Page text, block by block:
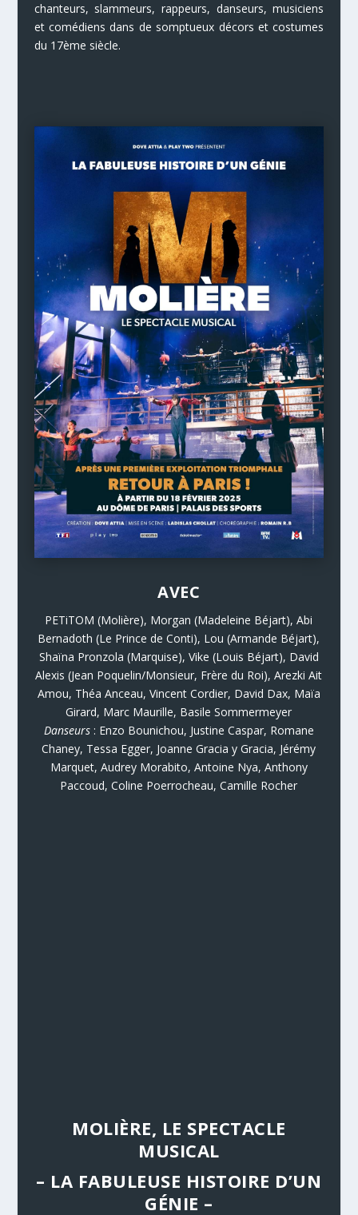
chanteurs, slammeurs, rappeurs, danseurs, musiciens
et comédiens dans de somptueux décors et costumes
du 17ème siècle.
AVEC
PETiTOM (Molière), Morgan (Madeleine Béjart), Abi
Bernadoth (Le Prince de Conti), Lou (Armande Béjart),
Shaïna Pronzola (Marquise), Vike (Louis Béjart), David
Alexis (Jean Poquelin/Monsieur, Frère du Roi), Arezki Ait
Amou, Théa Anceau, Vincent Cordier, David Dax, Maïa
Girard, Marc Maurille, Basile Sommermeyer
Danseurs: Enzo Bounichou, Justine Caspar, Romane
Chaney, Tessa Egger, Joanne Gracia y Gracia, Jérémy
Marquet, Audrey Morabito, Antoine Nya, Anthony
Paccoud, Coline Poerrocheau, Camille Rocher
MOLIÈRE, LE SPECTACLE
MUSICAL
– LA FABULEUSE HISTOIRE D’UN
GÉNIE –